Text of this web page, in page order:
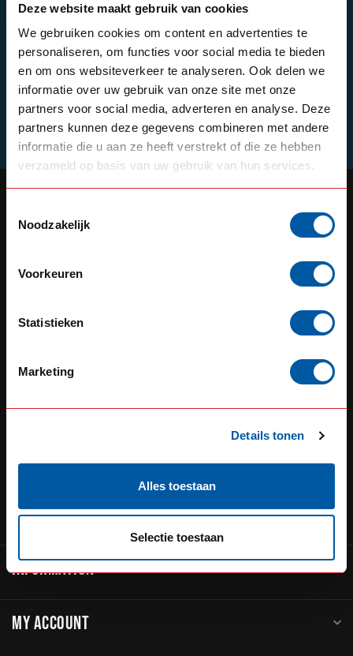
Deze website maakt gebruik van cookies
We gebruiken cookies om content en advertenties te
personaliseren, om functies voor social media te bieden
en om ons websiteverkeer te analyseren. Ook delen we
informatie over uw gebruik van onze site met onze
partners voor social media, adverteren en analyse. Deze
partners kunnen deze gegevens combineren met andere
informatie die u aan ze heeft verstrekt of die ze hebben
verzameld op basis van uw gebruik van hun services.
Noodzakelijk
Voorkeuren
Statistieken
Marketing
Details tonen
Alles toestaan
Selectie toestaan
SUBSCRIBE TO OUR NEWSLETTER
Stay up to date with our latest offers
Schrijf je in
SERVICE
3433KL Nieuwegein
+31 (0) 348 20 0002
CATEGORIES
INFORMATION
MY ACCOUNT